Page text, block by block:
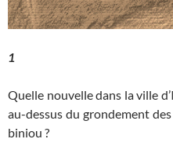
1
Quelle nouvelle dans la ville
au-dessus du grondement
biniou ?